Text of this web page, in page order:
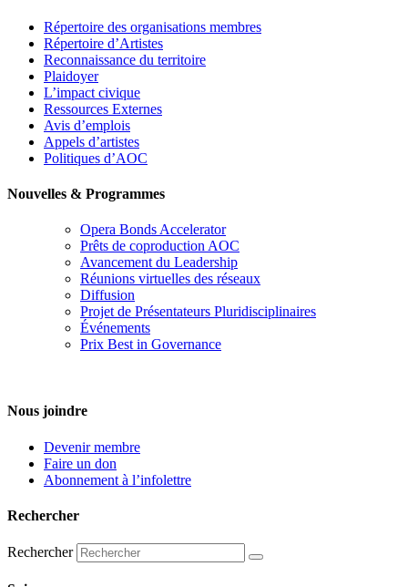
Répertoire des organisations membres
Répertoire d’Artistes
Reconnaissance du territoire
Plaidoyer
L’impact civique
Ressources Externes
Avis d’emplois
Appels d’artistes
Politiques d’AOC
Nouvelles & Programmes
Opera Bonds Accelerator
Prêts de coproduction AOC
Avancement du Leadership
Réunions virtuelles des réseaux
Diffusion
Projet de Présentateurs Pluridisciplinaires
Événements
Prix Best in Governance
Nous joindre
Devenir membre
Faire un don
Abonnement à l’infolettre
Rechercher
Rechercher